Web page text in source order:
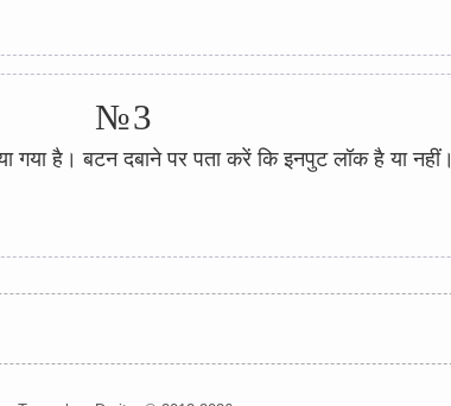
№3
गया है। बटन दबाने पर पता करें कि इनपुट लॉक है या नहीं।